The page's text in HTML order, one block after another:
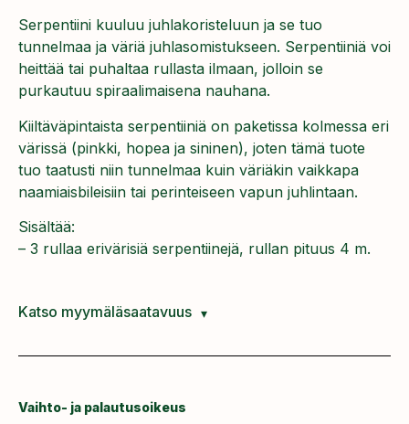
Serpentiini kuuluu juhlakoristeluun ja se tuo
tunnelmaa ja väriä juhlasomistukseen. Serpentiiniä voi
heittää tai puhaltaa rullasta ilmaan, jolloin se
purkautuu spiraalimaisena nauhana.
Kiiltäväpintaista serpentiiniä on paketissa kolmessa eri
värissä (pinkki, hopea ja sininen), joten tämä tuote
tuo taatusti niin tunnelmaa kuin väriäkin vaikkapa
naamiaisbileisiin tai perinteiseen vapun juhlintaan.
Sisältää:
– 3 rullaa erivärisiä serpentiinejä, rullan pituus 4 m.
Katso myymäläsaatavuus
Vaihto- ja palautusoikeus